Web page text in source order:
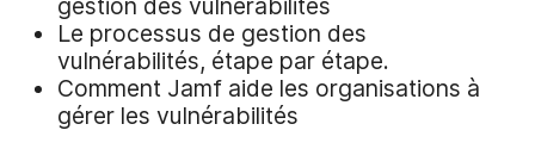
Le processus de gestion des
vulnérabilités, étape par étape.
Comment Jamf aide les organisations à
gérer les vulnérabilités